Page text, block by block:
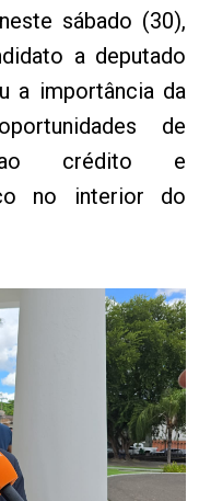
sábado (30),
a deputado
a importância da
de
ao crédito e
no interior do